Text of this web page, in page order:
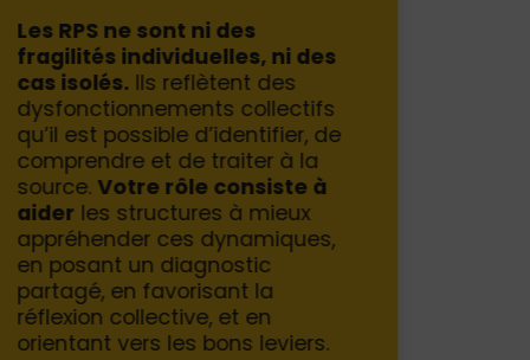
Les RPS ne sont ni des
fragilités individuelles, ni des
cas isolés.Ils reflètent des
dysfonctionnements collectifs
qu’il est possible d’identifier, de
comprendre et de traiter à la
source.Votre rôle consiste à
aiderles structures à mieux
appréhender ces dynamiques,
en posant un diagnostic
partagé, en favorisant la
réflexion collective, et en
orientant vers les bons leviers.